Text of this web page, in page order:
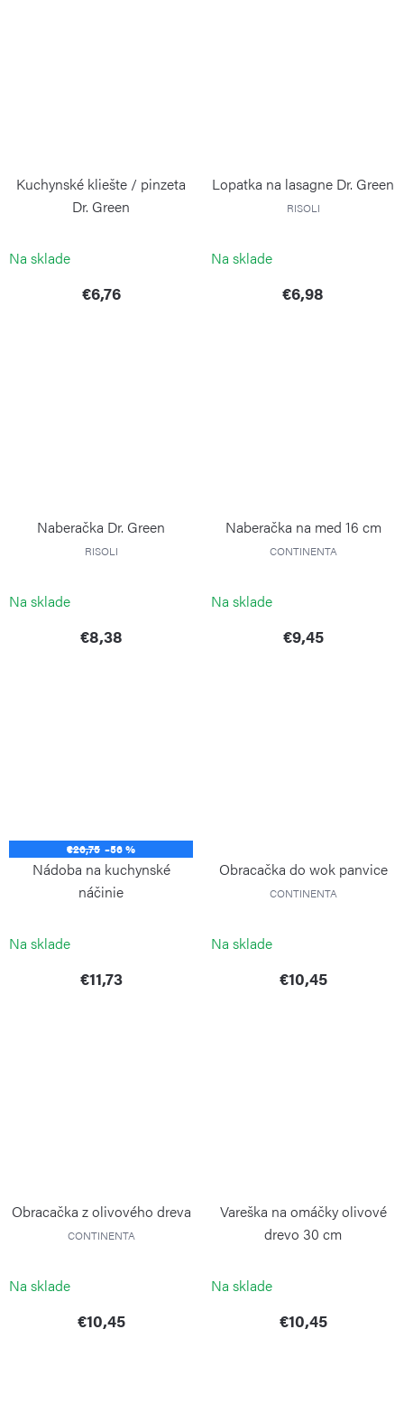
Kuchynské kliešte / pinzeta
Dr. Green
Na sklade
€6,76
Lopatka na lasagne Dr. Green
RISOLI
Na sklade
€6,98
Naberačka Dr. Green
RISOLI
Na sklade
€8,38
Naberačka na med 16 cm
CONTINENTA
Na sklade
€9,45
€26,75 –56 %
Nádoba na kuchynské
náčinie
Na sklade
€11,73
Obracačka do wok panvice
CONTINENTA
Na sklade
€10,45
Obracačka z olivového dreva
CONTINENTA
Na sklade
€10,45
Vareška na omáčky olivové
drevo 30 cm
Na sklade
€10,45